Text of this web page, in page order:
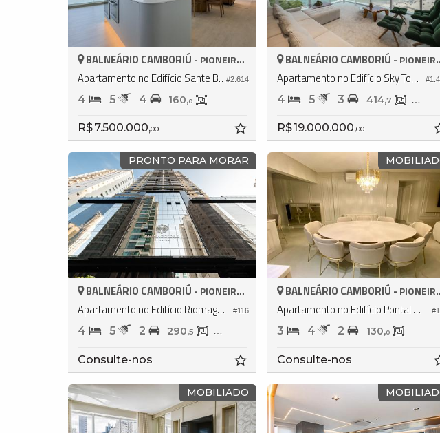
#2.614
BALNEÁRIO CAMBORIÚ - PIONEIROS
Apartamento no Edifício Sante By Embraed
4 5 4 160,0
R$ 7.500.000,00
BALNEÁRIO CAMBORIÚ - PIONEIROS
Apartamento no Edifício Sky Tower
4 5 3 414,7 292,
R$ 19.000.000,00
PRONTO PARA MORAR
#116
BALNEÁRIO CAMBORIÚ - PIONEIROS
Apartamento no Edifício Riomaggiore Residenze
4 5 2 290,5 146,
Consulte-nos
BALNEÁRIO CAMBORIÚ - PIONEIROS
Apartamento no Edifício Pontal Di Vitta
3 4 2 130,0
Consulte-nos
MOBILIADO